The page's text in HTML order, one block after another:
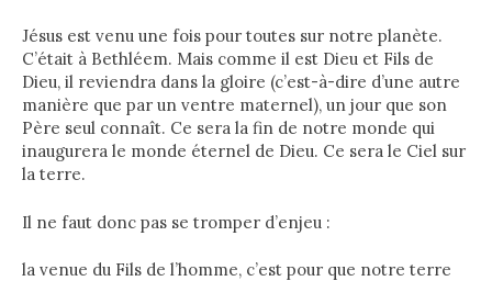
Jésus est venu une fois pour toutes sur notre planète.
C’était à Bethléem. Mais comme il est Dieu et Fils de
Dieu, il reviendra dans la gloire (c’est-à-dire d’une autre
manière que par un ventre maternel), un jour que son
Père seul connaît. Ce sera la fin de notre monde qui
inaugurera le monde éternel de Dieu. Ce sera le Ciel sur
la terre.
Il ne faut donc pas se tromper d’enjeu :
la venue du Fils de l’homme, c’est pour que notre terre